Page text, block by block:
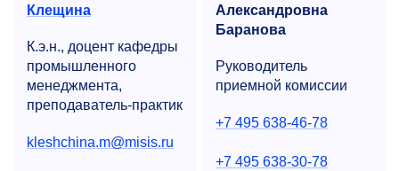
Клещина
К.э.н., доцент кафедры
промышленного
менеджмента,
преподаватель-практик
kleshchina.m@misis.ru
Александровна
Баранова
Руководитель
приемной комиссии
+7 495 638-46-78
+7 495 638-30-78